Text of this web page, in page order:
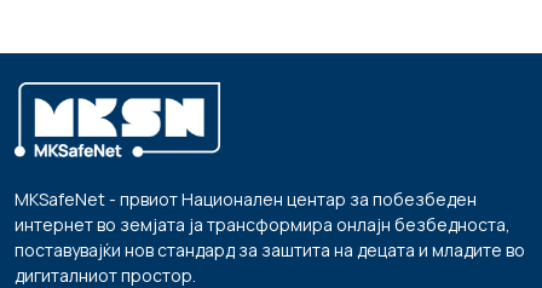
MKSafeNet - првиот Национален центар за побезбеден
интернет во земјата ја трансформира онлајн безбедноста,
поставувајќи нов стандард за заштита на децата и младите во
дигиталниот простор.